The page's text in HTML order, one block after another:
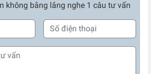
không bằng lắng nghe 1 câu tư vấn